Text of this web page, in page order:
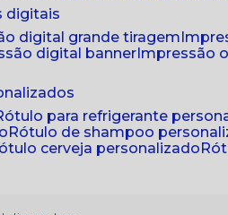
digitais
digital grande tiragem
digital banner impressão
rótulo para refrigerante
rótulo de shampoo
rótulo cerveja personalizado